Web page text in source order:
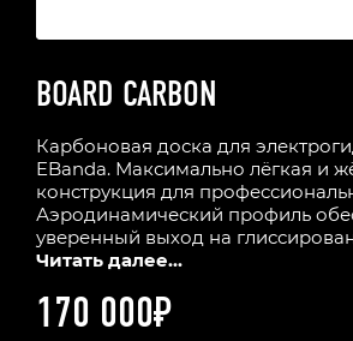
BOARD CARBON
Карбоновая доска для
EBanda. Максимально лёгкая и
конструкция для
Аэродинамический профиль
уверенный выход на
Читать далее...
170 000₽